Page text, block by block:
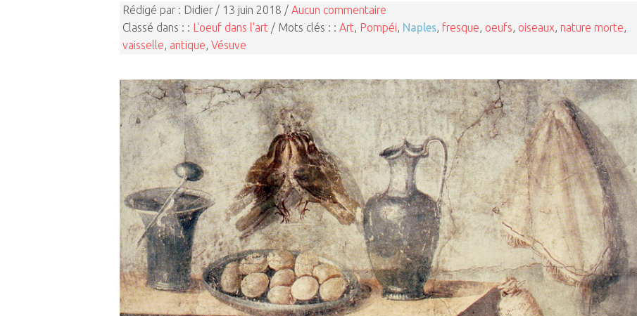
Rédigé par : Didier / 13 juin 2018 / Aucun commentaire
Classé dans : : L'oeuf dans l'art / Mots clés : : Art Pompéi Naples fresque oeufs oiseaux nature morte
vaisselle antique Vésuve